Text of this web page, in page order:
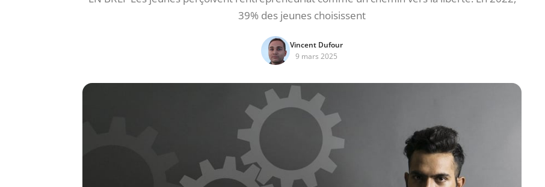
39% des jeunes choisissent
Vincent Dufour
9 mars 2025